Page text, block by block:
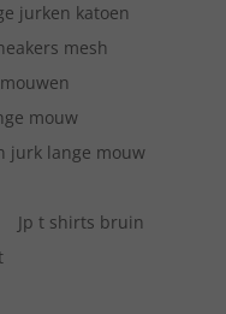
jurken katoen
mesh
mouw
jurk lange mouw
Jp t shirts bruin